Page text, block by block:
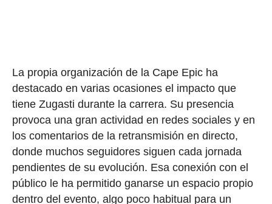
La propia organización de la Cape Epic ha
destacado en varias ocasiones el impacto que
tiene Zugasti durante la carrera. Su presencia
provoca una gran actividad en redes sociales y en
los comentarios de la retransmisión en directo,
donde muchos seguidores siguen cada jornada
pendientes de su evolución. Esa conexión con el
público le ha permitido ganarse un espacio propio
dentro del evento, algo poco habitual para un